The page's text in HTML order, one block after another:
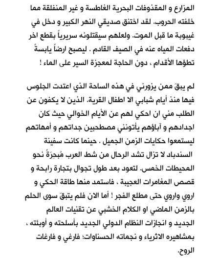
المزارع و المقذوفات البحرية الغاطسة و غير المنفلقة مما
خلفته الحروب. لقد اختنق صديقي النهر الكبير و دخل في
غيبوبة ما قبل الموت. ولعلهم سيقتلونه سريرياً بقطع اخر
دفعات المياه عنه في الصيف القادم . ليصبح ارضاً يابسةً
تطؤها الأقدام ، دون الحاجة لمعجزة السير على الماء !
لم يبقَ ممن يزورني في هذه الساحة الذي اعتدت الجلوس
فيها منذ أيام شبابي الا اطفال القرية. الذين لا يكفون عن
الطلب مني ان احكي لهم عن الأيام الخوالي حيث كان
اجدادهم و آباؤهم يأتونني مصطحبين جداتهم و أمهاتهم
ليستمعوا حكايات الزمن الجميل . حينما كانت سفينة
السندباد لا تزال تشد الرحال من شط العرب مُبحِرَةً نحو
المحيطات الخمس. لتعود بعد طول تجوال بتجارة رابحة و
قصص المغامرات العجيبة ، فاستمد منها طاقة الحكي و
اروي واروي حتى مطلع الفجر ! أما الان فلم يتبقَ سوى الحلم
بالزمن الماضي او الكلام الخشبي عن تقنيات العالم
الجديد و انجازات النظام الدولي الجديد بأسلحته و أوبئته ،
بمشاهيره الاثرياء و نجماته الحسناوات؛ فارغي و فارغات
الروح.